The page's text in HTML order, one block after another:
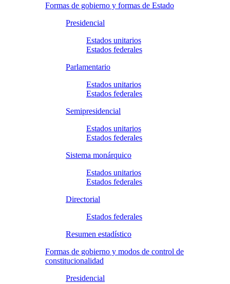
Formas de gobierno y formas de Estado
Presidencial
Estados unitarios
Estados federales
Parlamentario
Estados unitarios
Estados federales
Semipresidencial
Estados unitarios
Estados federales
Sistema monárquico
Estados unitarios
Estados federales
Directorial
Estados federales
Resumen estadístico
Formas de gobierno y modos de control de
constitucionalidad
Presidencial